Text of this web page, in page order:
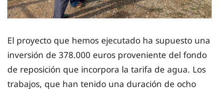
El proyecto que hemos ejecutado ha supuesto una
inversión de 378.000 euros proveniente del fondo
de reposición que incorpora la tarifa de agua. Los
trabajos, que han tenido una duración de ocho